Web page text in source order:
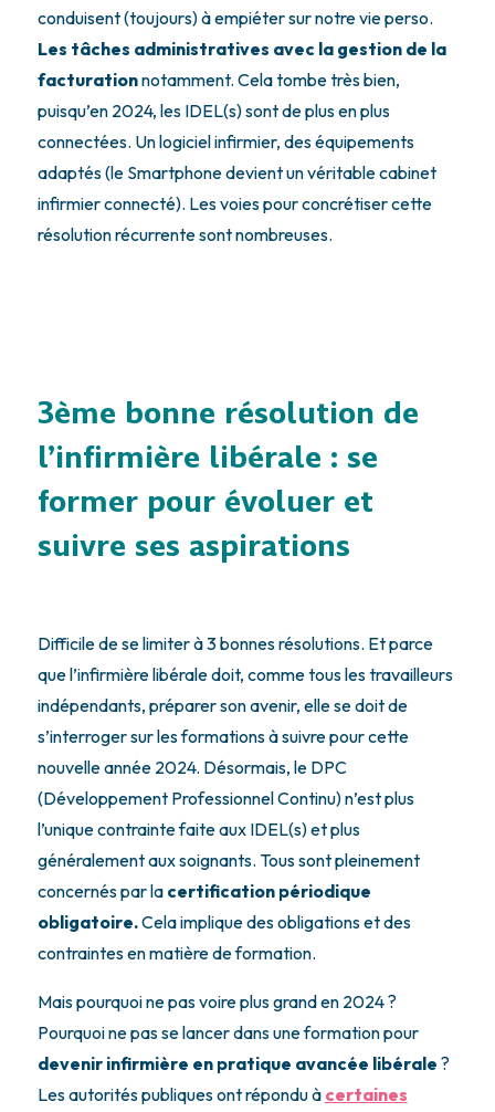
conduisent (toujours) à empiéter sur notre vie perso.
Les tâches administratives avec la gestion de la
facturationnotamment. Cela tombe très bien,
puisqu’en 2024, les IDEL(s) sont de plus en plus
connectées. Un logiciel infirmier, des équipements
adaptés (le Smartphone devient un véritable cabinet
infirmier connecté). Les voies pour concrétiser cette
résolution récurrente sont nombreuses.
3ème bonne résolution de
l’infirmière libérale : se
former pour évoluer et
suivre ses aspirations
Difficile de se limiter à 3 bonnes résolutions. Et parce
que l’infirmière libérale doit, comme tous les travailleurs
indépendants, préparer son avenir, elle se doit de
s’interroger sur les formations à suivre pour cette
nouvelle année 2024. Désormais, le DPC
(Développement Professionnel Continu) n’est plus
l’unique contrainte faite aux IDEL(s) et plus
généralement aux soignants. Tous sont pleinement
concernés par la certification périodique
obligatoire.Cela implique des obligations et des
contraintes en matière de formation.
Mais pourquoi ne pas voire plus grand en 2024 ?
Pourquoi ne pas se lancer dans une formation pour
devenir infirmière en pratique avancée libérale ?
Les autorités publiques ont répondu à certaines